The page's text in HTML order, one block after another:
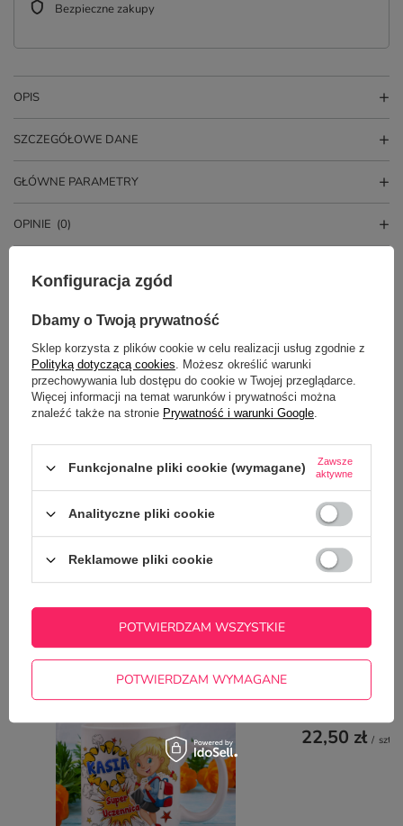
Bezpieczne zakupy
OPIS
SZCZEGÓŁOWE DANE
GŁÓWNE PARAMETRY
OPINIE (0)
PYTANIA INNYCH KLIENTÓW
Czy na kubku zamiast imienia można umieścić inne słowo?
Potrzebujesz pomocy? Masz pytania?
Zadaj pytanie a my odpowiemy
odpowiedzi publikując dla innych.
ZADAJ PYTANIE
NAJCZĘŚCIEJ KUPOWANE Z
TYM TOWAREM
22,50 zł / szt.
Konfiguracja zgód
Dbamy o Twoją prywatność
Sklep korzysta z plików cookie w celu realizacji usług zgodnie z
Polityką dotyczącą cookies. Możesz określić warunki
przechowywania lub dostępu do cookie w Twojej przeglądarce.
Więcej informacji na temat warunków i prywatności można
znaleźć także na stronie Prywatność i warunki Google.
Funkcjonalne pliki cookie (wymagane)
Zawsze
aktywne
Analityczne pliki cookie
Reklamowe pliki cookie
POTWIERDZAM WYMAGANE
POTWIERDZAM WSZYSTKIE